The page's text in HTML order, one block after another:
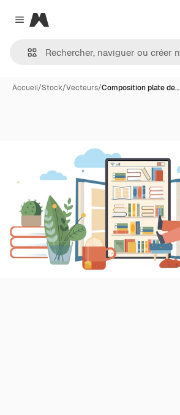
Close menu
Magnific
Accueil/Stock/Vecteurs/Composition plate de…